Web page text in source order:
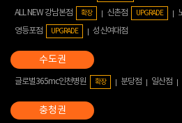
ALL NEW 강남본점 확장 신촌점 UPGRADE
영등포점
UPGRADE 성신여대점
글로벌365mc인천병원 확장 분당점 일산점